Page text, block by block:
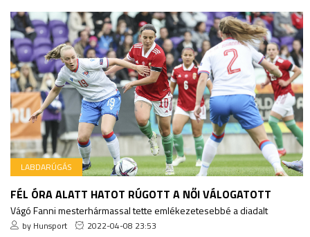
LABDARÚGÁS
FÉL ÓRA ALATT HATOT RÚGOTT A NŐI VÁLOGATOTT
Vágó Fanni mesterhármassal tette emlékezetesebbé a diadalt
by Hunsport 2022-04-08 23:53